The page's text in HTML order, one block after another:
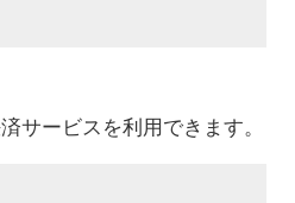
サービスを利用できます。